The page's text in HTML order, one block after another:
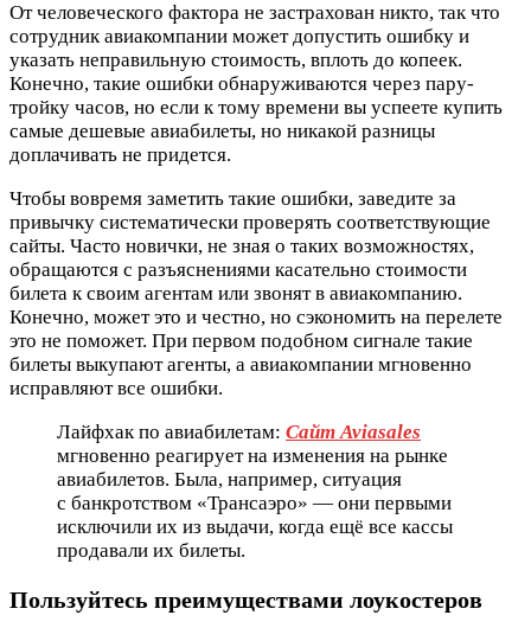
От человеческого фактора не застрахован никто, так что
сотрудник авиакомпании может допустить ошибку и
указать неправильную стоимость, вплоть до копеек.
Конечно, такие ошибки обнаруживаются через пару-
тройку часов, но если к тому времени вы успеете купить
самые дешевые авиабилеты, но никакой разницы
доплачивать не придется.
Чтобы вовремя заметить такие ошибки, заведите за
привычку систематически проверять соответствующие
сайты. Часто новички, не зная о таких возможностях,
обращаются с разъяснениями касательно стоимости
билета к своим агентам или звонят в авиакомпанию.
Конечно, может это и честно, но сэкономить на перелете
это не поможет. При первом подобном сигнале такие
билеты выкупают агенты, а авиакомпании мгновенно
исправляют все ошибки.
Лайфхак по авиабилетам: Сайт Aviasales
мгновенно реагирует на изменения на рынке
авиабилетов. Была, например, ситуация
с банкротством «Трансаэро» — они первыми
исключили их из выдачи, когда ещё все кассы
продавали их билеты.
Пользуйтесь преимуществами лоукостеров